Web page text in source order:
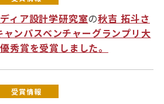
ィア設計学研究室の秋吉 拓斗さ
ンパスベンチャーグランプリ大
秀賞を受賞しました。
受賞情報